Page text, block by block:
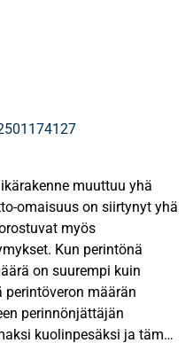
muuttuu yhä
omaisuus on siirtynyt yhä
myös
Kun perintönä
on suurempi kuin
määrän
perinnönjättäjän
kuolinpesäksi ja tämän